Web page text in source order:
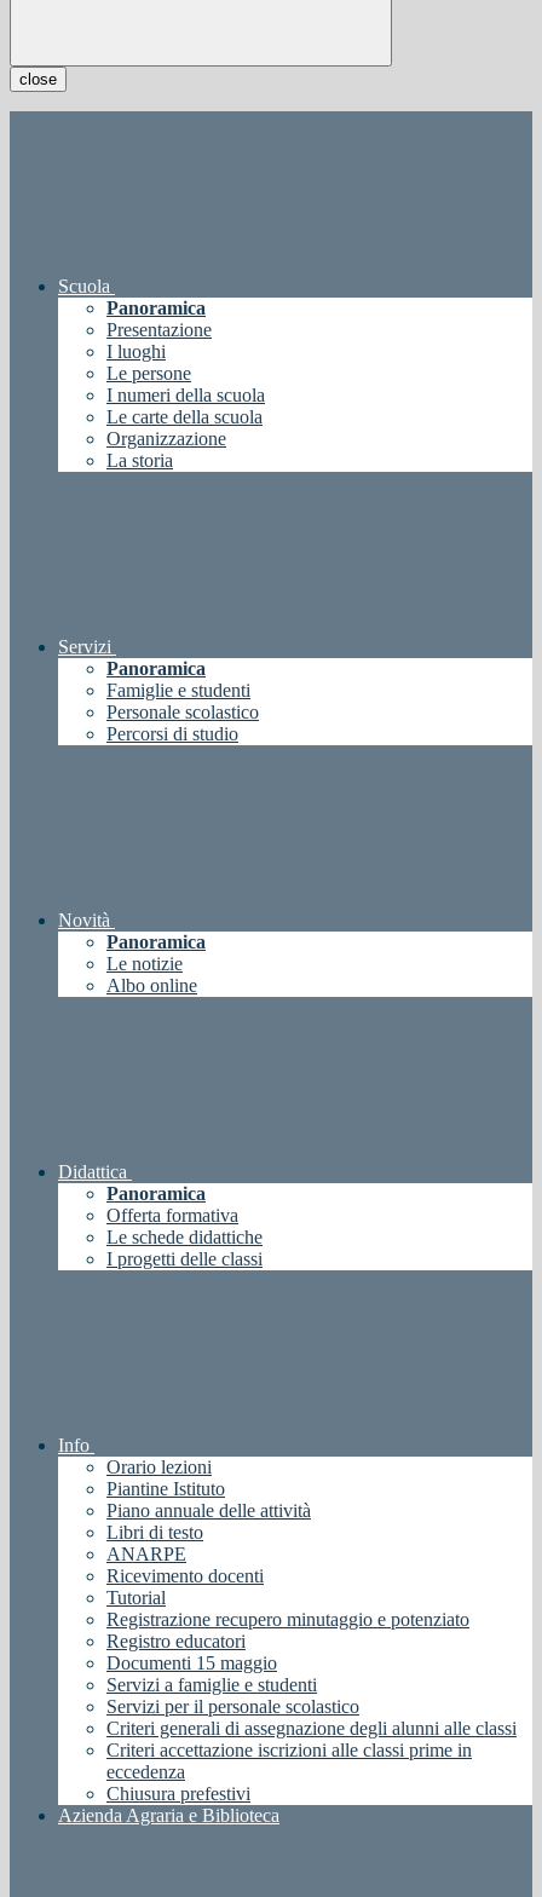
close
Scuola
Panoramica
Presentazione
I luoghi
Le persone
I numeri della scuola
Le carte della scuola
Organizzazione
La storia
Servizi
Panoramica
Famiglie e studenti
Personale scolastico
Percorsi di studio
Novità
Panoramica
Le notizie
Albo online
Didattica
Panoramica
Offerta formativa
Le schede didattiche
I progetti delle classi
Info
Orario lezioni
Piantine Istituto
Piano annuale delle attività
Libri di testo
ANARPE
Ricevimento docenti
Tutorial
Registrazione recupero minutaggio e potenziato
Registro educatori
Documenti 15 maggio
Servizi a famiglie e studenti
Servizi per il personale scolastico
Criteri generali di assegnazione degli alunni alle classi
Criteri accettazione iscrizioni alle classi prime in
eccedenza
Chiusura prefestivi
Azienda Agraria e Biblioteca